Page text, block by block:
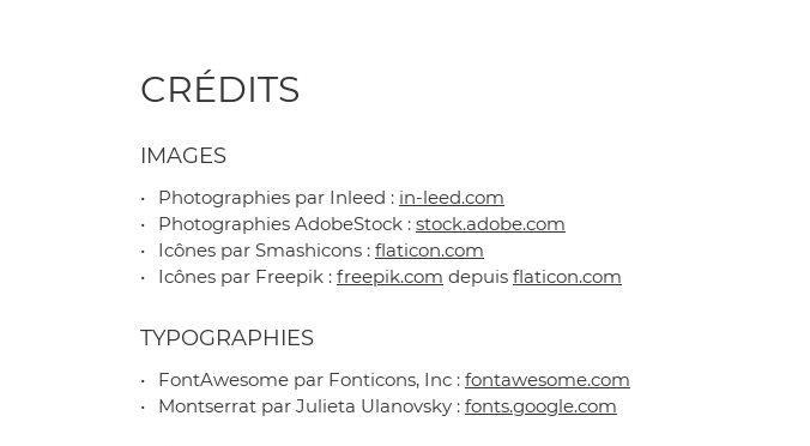
CRÉDITS
IMAGES
Photographies par Inleed : in-leed.com
Photographies AdobeStock : stock.adobe.com
Icônes par Smashicons : flaticon.com
Icônes par Freepik : freepik.com depuis flaticon.com
TYPOGRAPHIES
FontAwesome par Fonticons, Inc : fontawesome.com
Montserrat par Julieta Ulanovsky : fonts.google.com